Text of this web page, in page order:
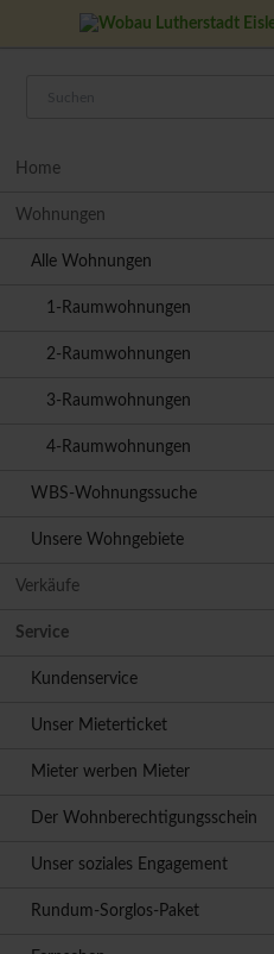
Home
Wohnungen
Alle Wohnungen
1-Raumwohnungen
2-Raumwohnungen
3-Raumwohnungen
4-Raumwohnungen
WBS-Wohnungssuche
Unsere Wohngebiete
Verkäufe
Service
Kundenservice
Unser Mieterticket
Mieter werben Mieter
Der Wohnberechtigungsschein
Unser soziales Engagement
Rundum-Sorglos-Paket